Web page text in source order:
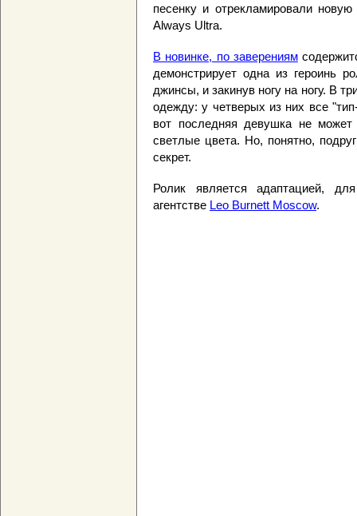
песенку и отрекламировали
Always Ultra.
В новинке, по заверениям
демонстрирует одна из героинь
джинсы, и закинув ногу на ногу. В
одежду: у четверых из них все
вот последняя девушка не
светлые цвета. Но, понятно,
секрет.
Ролик является адаптацией,
агентстве Leo Burnett Moscow.